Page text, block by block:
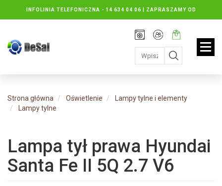
INFOLINIA TELEFONICZNA - 14 634 04 06 | ZAPRASZAMY OD
PONIEDZIAŁKU DO PIĄTKU : 8.30 DO 16.30, SOBOTY: 8.30 DO 13.00
Rejestracja
Moje
konto
Twój
koszyk:
jest
pusty
Strona główna Oświetlenie
Lampy tylne i elementy
Lampy tylne
Lampa tył prawa Hyundai
Santa Fe II 5Q 2.7 V6